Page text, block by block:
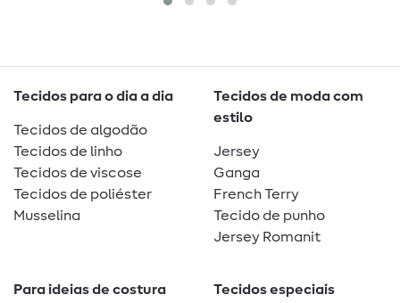
Tecidos para o dia a dia
Tecidos de algodão
Tecidos de linho
Tecidos de viscose
Tecidos de poliéster
Musselina
Tecidos de moda com
estilo
Jersey
Ganga
French Terry
Tecido de punho
Jersey Romanit
Para ideias de costura
Tecidos especiais